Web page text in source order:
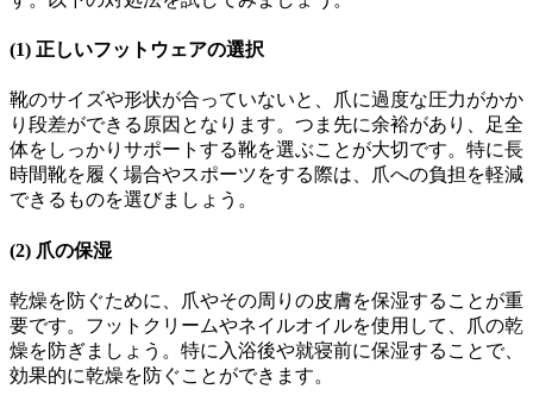
(1) 正しいフットウェアの選択
靴のサイズや形状が合っていないと、爪に過度な圧力がかか
り段差ができる原因となります。つま先に余裕があり、足全
体をしっかりサポートする靴を選ぶことが大切です。特に長
時間靴を履く場合やスポーツをする際は、爪への負担を軽減
できるものを選びましょう。
(2) 爪の保湿
乾燥を防ぐために、爪やその周りの皮膚を保湿することが重
要です。フットクリームやネイルオイルを使用して、爪の乾
燥を防ぎましょう。特に入浴後や就寝前に保湿することで、
効果的に乾燥を防ぐことができます。